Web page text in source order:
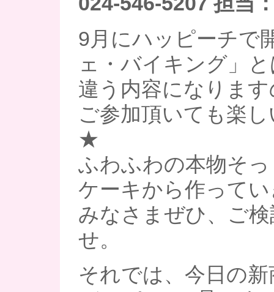
9月にハッピーチで
ェ・バイキング」
違う内容になりま
ご参加頂いても楽
★
ふわふわの本物そ
ケーキから作って
みなさまぜひ、ご
せ。
それでは、今日の